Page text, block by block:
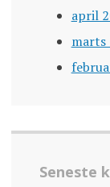
april
marts
Seneste